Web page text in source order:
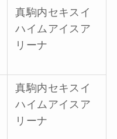
真駒内セキスイ
ハイムアイスア
リーナ
真駒内セキスイ
ハイムアイスア
リーナ